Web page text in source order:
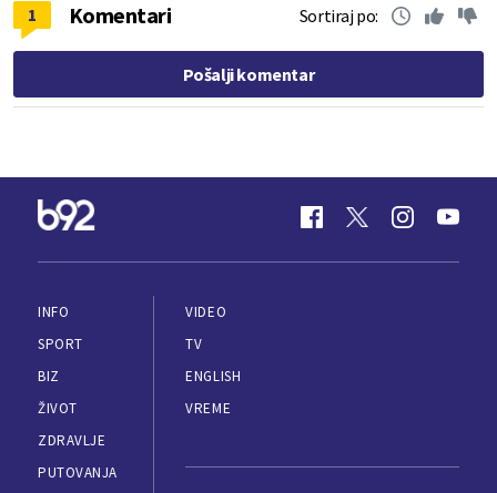
1 Komentari Sortiraj po:
Pošalji komentar
INFO
SPORT
BIZ
ŽIVOT
ZDRAVLJE
PUTOVANJA
VIDEO
TV
ENGLISH
VREME